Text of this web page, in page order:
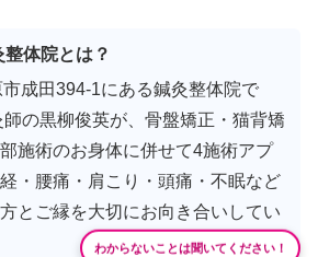
体院とは？
成田394-1にある鍼灸整体院で
の黒柳俊英が、骨盤矯正・猫背矯
施術のお身体に併せて4施術アプ
・腰痛・肩こり・頭痛・不眠など
とご縁を大切にお向き合いしてい
わからないことは聞いてください！